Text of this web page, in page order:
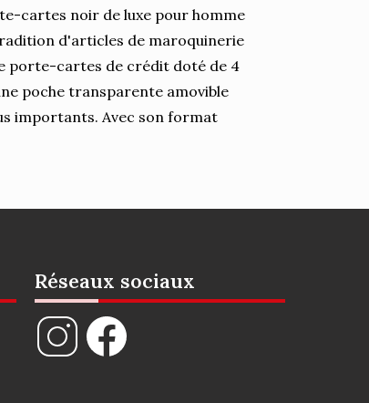
cartes noir de luxe pour homme
d'articles de maroquinerie
porte-cartes de crédit doté de 4
poche transparente amovible
importants. Avec son format
Réseaux sociaux